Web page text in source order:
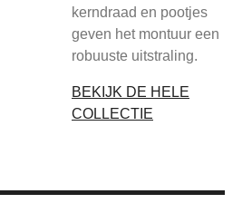
kerndraad en pootjes
geven het montuur een
robuuste uitstraling.
BEKIJK DE HELE
COLLECTIE